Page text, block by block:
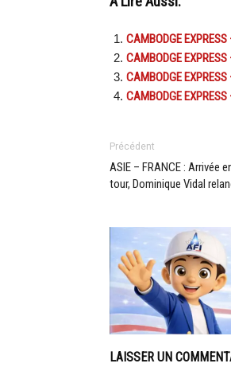
CAMBODGE
CAMBODGE
CAMBODGE
CAMBODGE
Précédent
ASIE – FRANCE : Arrivée
tour, Dominique Vidal
LAISSER UN